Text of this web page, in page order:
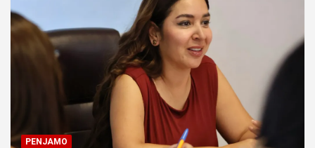
PENJAMO